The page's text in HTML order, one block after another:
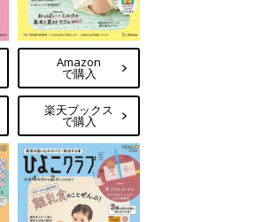
Amazon
で購入
楽天ブックス
で購入